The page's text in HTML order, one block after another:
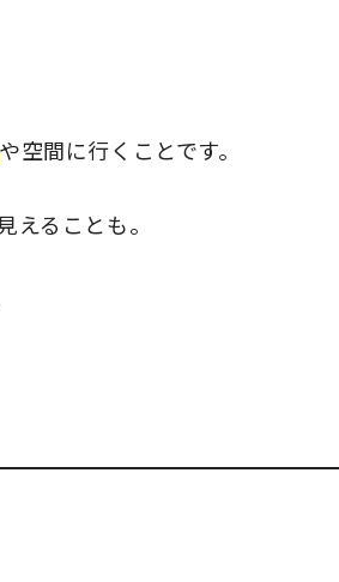
や空間に行くことです。
ることも。